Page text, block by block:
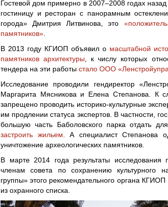
Гостевой дом примерно в 2007–2008 годах
гостиницу и ресторан с панорамным
города» Дмитрия Литвинова, это
памятников»
В 2013 году КГИОП объявил о масштабной
памятников архитектуры , к числу которых
тендера на эти работы стало ООО
Исследование проводили гендиректор
Маргарита Мясникова и Елена Степанова. К
запрещено проводить историко-культурные
им продлении статуса экспертов. В частности,
большую часть Баболовского парка отдать
застроить жильем . А специалист Степанова
уничтожение археологических памятников.
В марте 2014 года результаты
членам совета по сохранению культурного
группы» этого рекомендательного органа
из охранного списка.